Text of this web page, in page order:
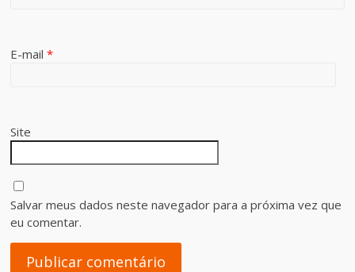
E-mail*
Site
Salvar meus dados neste navegador para a próxima vez que
eu comentar.